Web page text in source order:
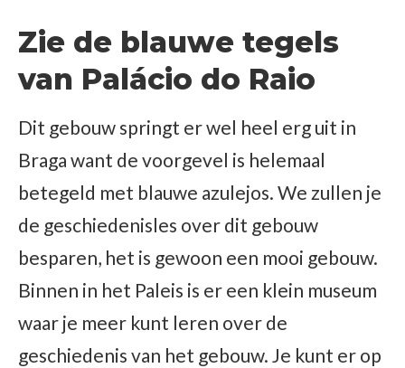
Zie de blauwe tegels
van Palácio do Raio
Dit gebouw springt er wel heel erg uit in
Braga want de voorgevel is helemaal
betegeld met blauwe azulejos. We zullen je
de geschiedenisles over dit gebouw
besparen, het is gewoon een mooi gebouw.
Binnen in het Paleis is er een klein museum
waar je meer kunt leren over de
geschiedenis van het gebouw. Je kunt er op